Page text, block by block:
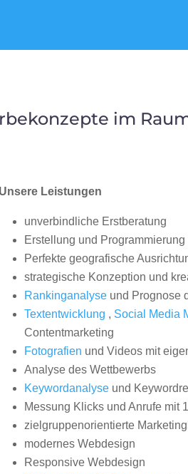
im
Unsere Leistungen
unverbindliche Erstberatung
Erstellung und
Perfekte geografische
strategische Konzeption und
Rankinganalyseund Prognose
Textentwicklung , Social Media
Contentmarketing
Fotografien und Videos mit
Analyse des Wettbewerbs
Keywordanalyseund
Messung Klicks und Anrufe mit
zielgruppenorientierte
modernes Webdesign
Responsive Webdesign